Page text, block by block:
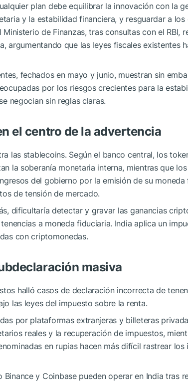
plan debe equilibrar la innovación con la
y la estabilidad financiera, y resguardar a
de Finanzas, tras consultas con el RBI,
argumentando que las leyes fiscales existentes
fechados en mayo y junio, muestran sin
por los riesgos crecientes para la
negocian sin reglas claras.
el centro de la advertencia
las stablecoins. Según el banco central, los
la soberanía monetaria interna, mientras que
del gobierno por la emisión de su
de tensión de mercado.
dificultaría detectar y gravar las ganancias
a moneda fiduciaria. India aplica un
con criptomonedas.
masiva
halló casos de declaración incorrecta de
las leyes del impuesto sobre la renta.
por plataformas extranjeras y billeteras
reales y la recuperación de impuestos,
en rupias hacen más difícil rastrear los
y Coinbase pueden operar en India tras